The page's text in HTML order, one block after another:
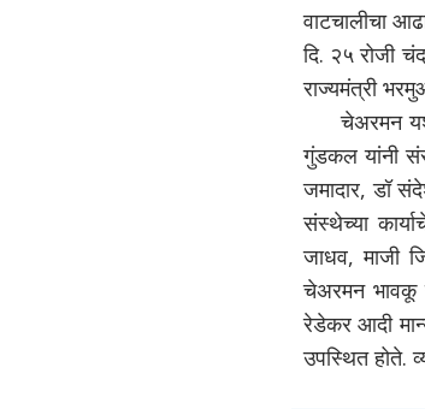
वाटचालीचा
दि. २५ रोजी
राज्यमंत्री
चेअरमन
गुंडकल यांनी
जमादार, डॉ
संस्थेच्या
जाधव, माजी
चेअरमन भावकू
रेडेकर आदी
उपस्थित होते.